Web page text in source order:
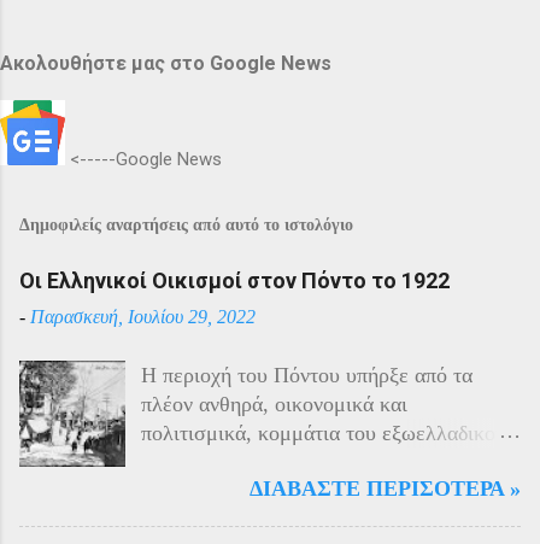
Ακολουθήστε μας στο Google News
<-----Google News
Δημοφιλείς αναρτήσεις από αυτό το ιστολόγιο
Οι Ελληνικοί Οικισμοί στον Πόντο το 1922
- Παρασκευή, Ιουλίου 29, 2022
Η περιοχή του Πόντου υπήρξε από τα
πλέον ανθηρά, οικονομικά και
πολιτισμικά, κομμάτια του εξωελλαδικού
40% του πληθυσμού της περιοχής και μαζί
ΔΙΑΒΆΣΤΕ ΠΕΡΙΣΌΤΕΡΑ »